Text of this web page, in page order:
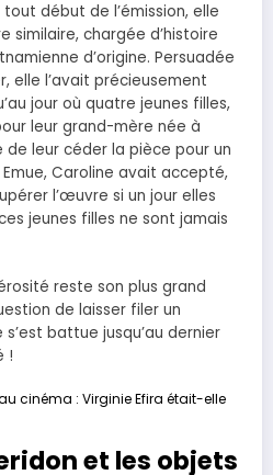
début de l’émission, elle
similaire, chargée d’histoire
d’origine. Persuadée
elle l’avait précieusement
jour où quatre jeunes filles,
leur grand-mère née à
de leur céder la pièce pour un
Caroline avait accepté,
l’œuvre si un jour elles
jeunes filles ne sont jamais
reste son plus grand
de laisser filer un
battue jusqu’au dernier
!
cinéma : Virginie Efira était-elle
et les objets